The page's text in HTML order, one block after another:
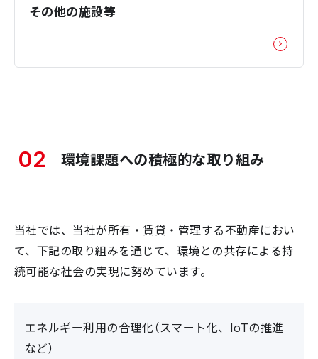
その他の施設等
02 環境課題への積極的な取り組み
当社では、当社が所有・賃貸・管理する不動産におい
て、下記の取り組みを通じて、環境との共存による持
続可能な社会の実現に努めています。
エネルギー利用の合理化（スマート化、IoTの推進
など）